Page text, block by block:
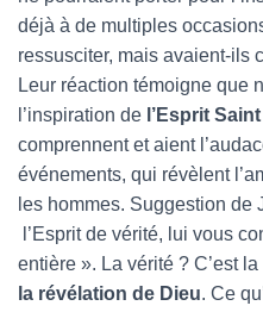
déjà à de multiples
ressusciter, mais avaient-ils
Leur réaction témoigne que
l’inspiration de l’Esprit
comprennent et aient
événements, qui révèlent
les hommes. Suggestion de
l’Esprit de vérité, lui vous
entière ». La vérité ? C’est la
la révélation de Dieu. Ce